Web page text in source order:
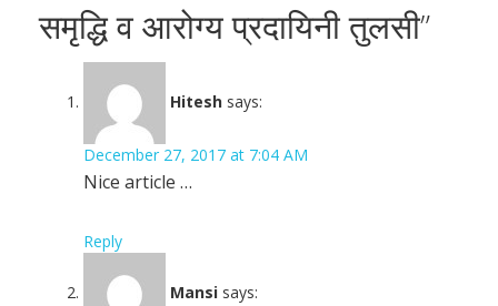
समृद्धि व आरोग्य प्रदायिनी तुलसी”
Hitesh says:
December 27, 2017 at 7:04 AM
Nice article …
Reply
Mansi says: